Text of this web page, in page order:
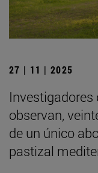
27 | 11 | 2025
observan,
de un único
pastizal